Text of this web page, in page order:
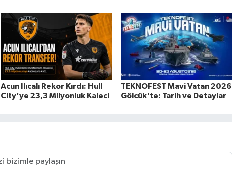
Acun Ilıcalı Rekor Kırdı: Hull
City'ye 23,3 Milyonluk Kaleci
TEKNOFEST Mavi Vatan 2026
Gölcük'te: Tarih ve Detaylar